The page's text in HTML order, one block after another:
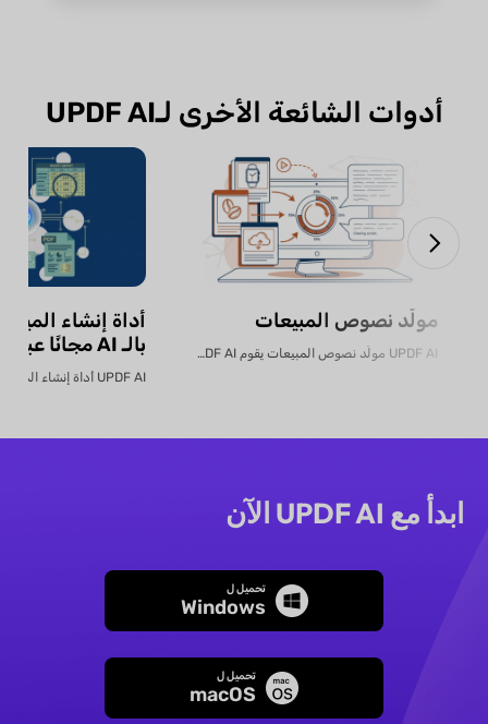
أدوات الشائعة الأخرى لـUPDF AI
مولّد نصوص المبيعات
UPDF AI مولّد نصوص المبيعات يقوم UPDF AI بتحويل...
أداة إنشاء
بالـ AI مجانًا عبر الإنترنت
ابدأ مع UPDF AI الآن
تحميل ل
Windows
تحميل ل
macOS